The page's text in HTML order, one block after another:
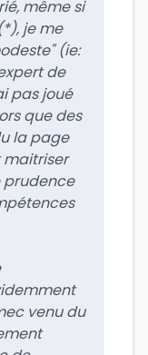
même si
je me
(ie:
de
pas joué
que des
la page
prudence
venu du